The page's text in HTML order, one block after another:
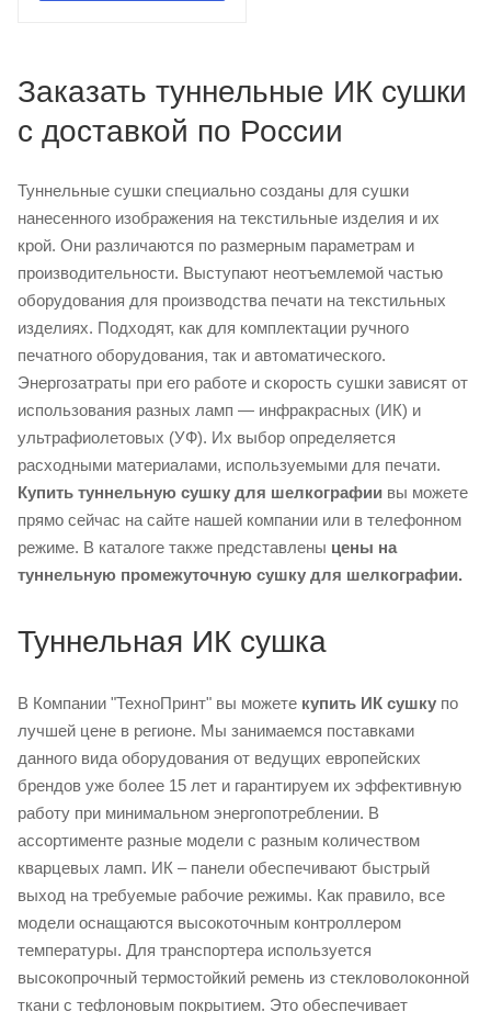
Заказать туннельные ИК сушки
с доставкой по России
Туннельные сушки специально созданы для сушки
нанесенного изображения на текстильные изделия и их
крой. Они различаются по размерным параметрам и
производительности. Выступают неотъемлемой частью
оборудования для производства печати на текстильных
изделиях. Подходят, как для комплектации ручного
печатного оборудования, так и автоматического.
Энергозатраты при его работе и скорость сушки зависят от
использования разных ламп — инфракрасных (ИК) и
ультрафиолетовых (УФ). Их выбор определяется
расходными материалами, используемыми для печати.
Купить туннельную сушку для шелкографии вы можете
прямо сейчас на сайте нашей компании или в телефонном
режиме. В каталоге также представлены цены на
туннельную промежуточную сушку для шелкографии.
Туннельная ИК сушка
В Компании "ТехноПринт" вы можете купить ИК сушку по
лучшей цене в регионе. Мы занимаемся поставками
данного вида оборудования от ведущих европейских
брендов уже более 15 лет и гарантируем их эффективную
работу при минимальном энергопотреблении. В
ассортименте разные модели с разным количеством
кварцевых ламп. ИК – панели обеспечивают быстрый
выход на требуемые рабочие режимы. Как правило, все
модели оснащаются высокоточным контроллером
температуры. Для транспортера используется
высокопрочный термостойкий ремень из стекловолоконной
ткани с тефлоновым покрытием. Это обеспечивает